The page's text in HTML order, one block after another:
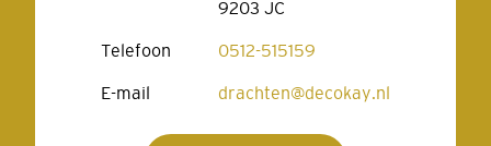
9203 JC
Telefoon 0512-515159
E-mail drachten@decokay.nl